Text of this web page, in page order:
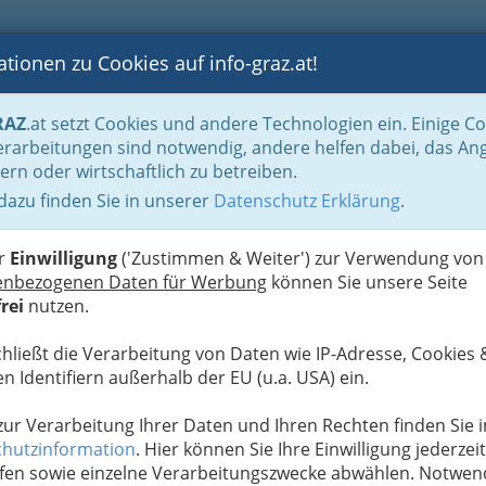
BLOGS FOTOS GASTRONOMIE BRANCHEN
zu Cookies auf info-graz.at!
.at setzt Cookies und andere Technologien ein. Einige
sind notwendig, andere helfen dabei, das
oder wirtschaftlich zu betreiben.
finden Sie in unserer Datenschutz Erklärung.
Einwilligung('Zustimmen & Weiter') zur Verwendung von
Daten für Werbung können Sie unsere Seite
nutzen.
die Verarbeitung von Daten wie IP-Adresse, Cookies
Identifiern außerhalb der EU (u.a. USA) ein.
Verarbeitung Ihrer Daten und Ihren Rechten finden Sie
. Hier können Sie Ihre Einwilligung jederzeit
sowie einzelne Verarbeitungszwecke abwählen.
Handel in Graz Dinge des täglichen Lebens Juwelen, Uhren, Kunst,
Mihalopulos &